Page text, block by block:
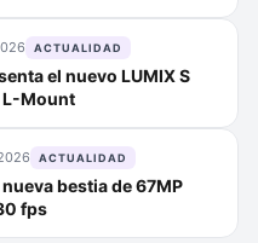
ACTUALIDAD
el nuevo LUMIX S
L-Mount
ACTUALIDAD
nueva bestia de 67MP
fps